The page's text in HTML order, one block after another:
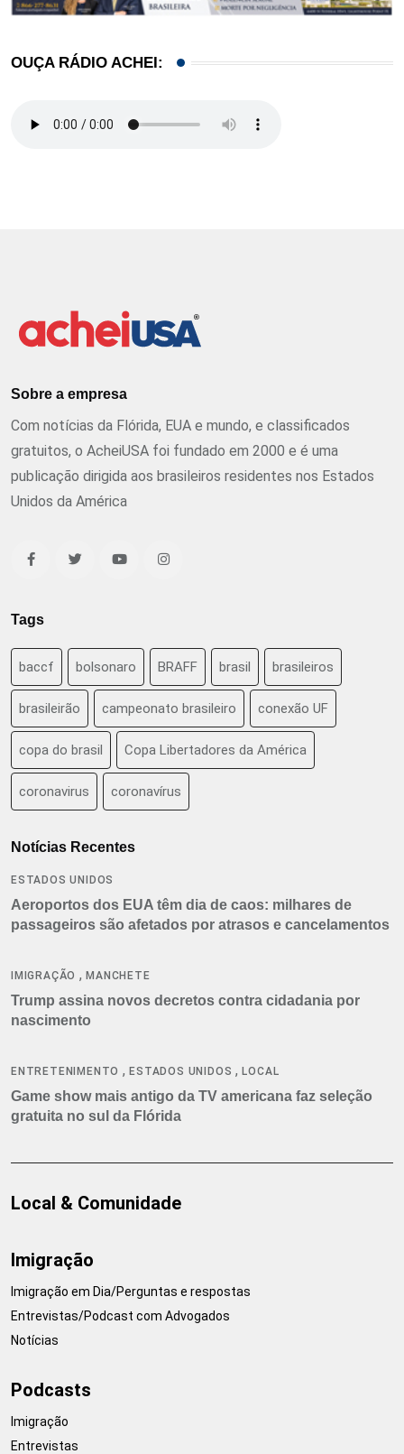
OUÇA RÁDIO ACHEI:
Sobre a empresa
Com notícias da Flórida, EUA e mundo, e classificados
gratuitos, o AcheiUSA foi fundado em 2000 e é uma
publicação dirigida aos brasileiros residentes nos Estados
Unidos da América
Tags
baccf bolsonaro BRAFF brasil brasileiros
brasileirão campeonato brasileiro conexão UF
copa do brasil Copa Libertadores da América
coronavirus coronavírus
Notícias Recentes
ESTADOS UNIDOS
Aeroportos dos EUA têm dia de caos: milhares de
passageiros são afetados por atrasos e cancelamentos
IMIGRAÇÃO ,MANCHETE
Trump assina novos decretos contra cidadania por
nascimento
ENTRETENIMENTO ,ESTADOS UNIDOS ,LOCAL
Game show mais antigo da TV americana faz seleção
gratuita no sul da Flórida
Local & Comunidade
Imigração
Imigração em Dia/Perguntas e respostas
Entrevistas/Podcast com Advogados
Notícias
Podcasts
Imigração
Entrevistas